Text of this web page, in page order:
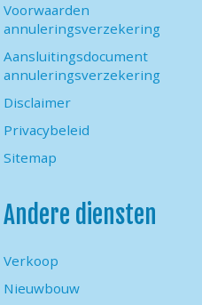
Voorwaarden
annuleringsverzekering
Aansluitingsdocument
annuleringsverzekering
Disclaimer
Privacybeleid
Sitemap
Andere diensten
Verkoop
Nieuwbouw